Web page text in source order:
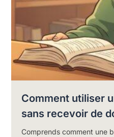
Comment utiliser
sans recevoir de
Comprends comment une